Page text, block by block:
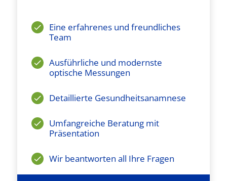
Eine erfahrenes und freundliches
Team
Ausführliche und modernste
optische Messungen
Detaillierte Gesundheitsanamnese
Umfangreiche Beratung mit
Präsentation
Wir beantworten all Ihre Fragen